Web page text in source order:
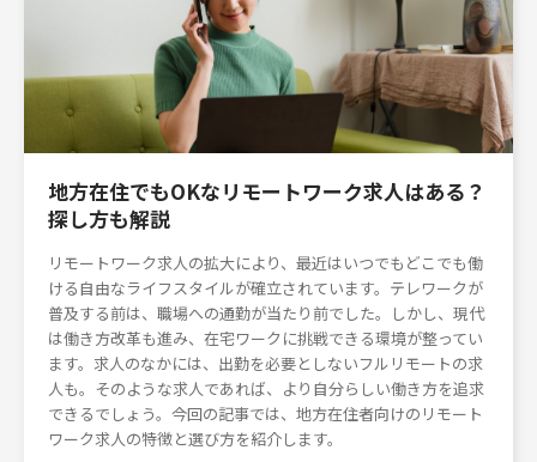
地方在住でもOKなリモートワーク求人はある？
探し方も解説
リモートワーク求人の拡大により、最近はいつでもどこでも働
ける自由なライフスタイルが確立されています。テレワークが
普及する前は、職場への通勤が当たり前でした。しかし、現代
は働き方改革も進み、在宅ワークに挑戦できる環境が整ってい
ます。求人のなかには、出勤を必要としないフルリモートの求
人も。そのような求人であれば、より自分らしい働き方を追求
できるでしょう。今回の記事では、地方在住者向けのリモート
ワーク求人の特徴と選び方を紹介します。